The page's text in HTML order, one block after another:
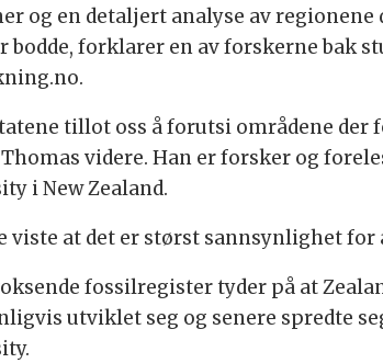
og en detaljert analyse av
bodde, forklarer en av forskerne bak
tillot oss å forutsi områdene der
videre. Han er forsker og
i New Zealand.
viste at det er størst sannsynlighet
fossilregister tyder på at
utviklet seg og senere spredte